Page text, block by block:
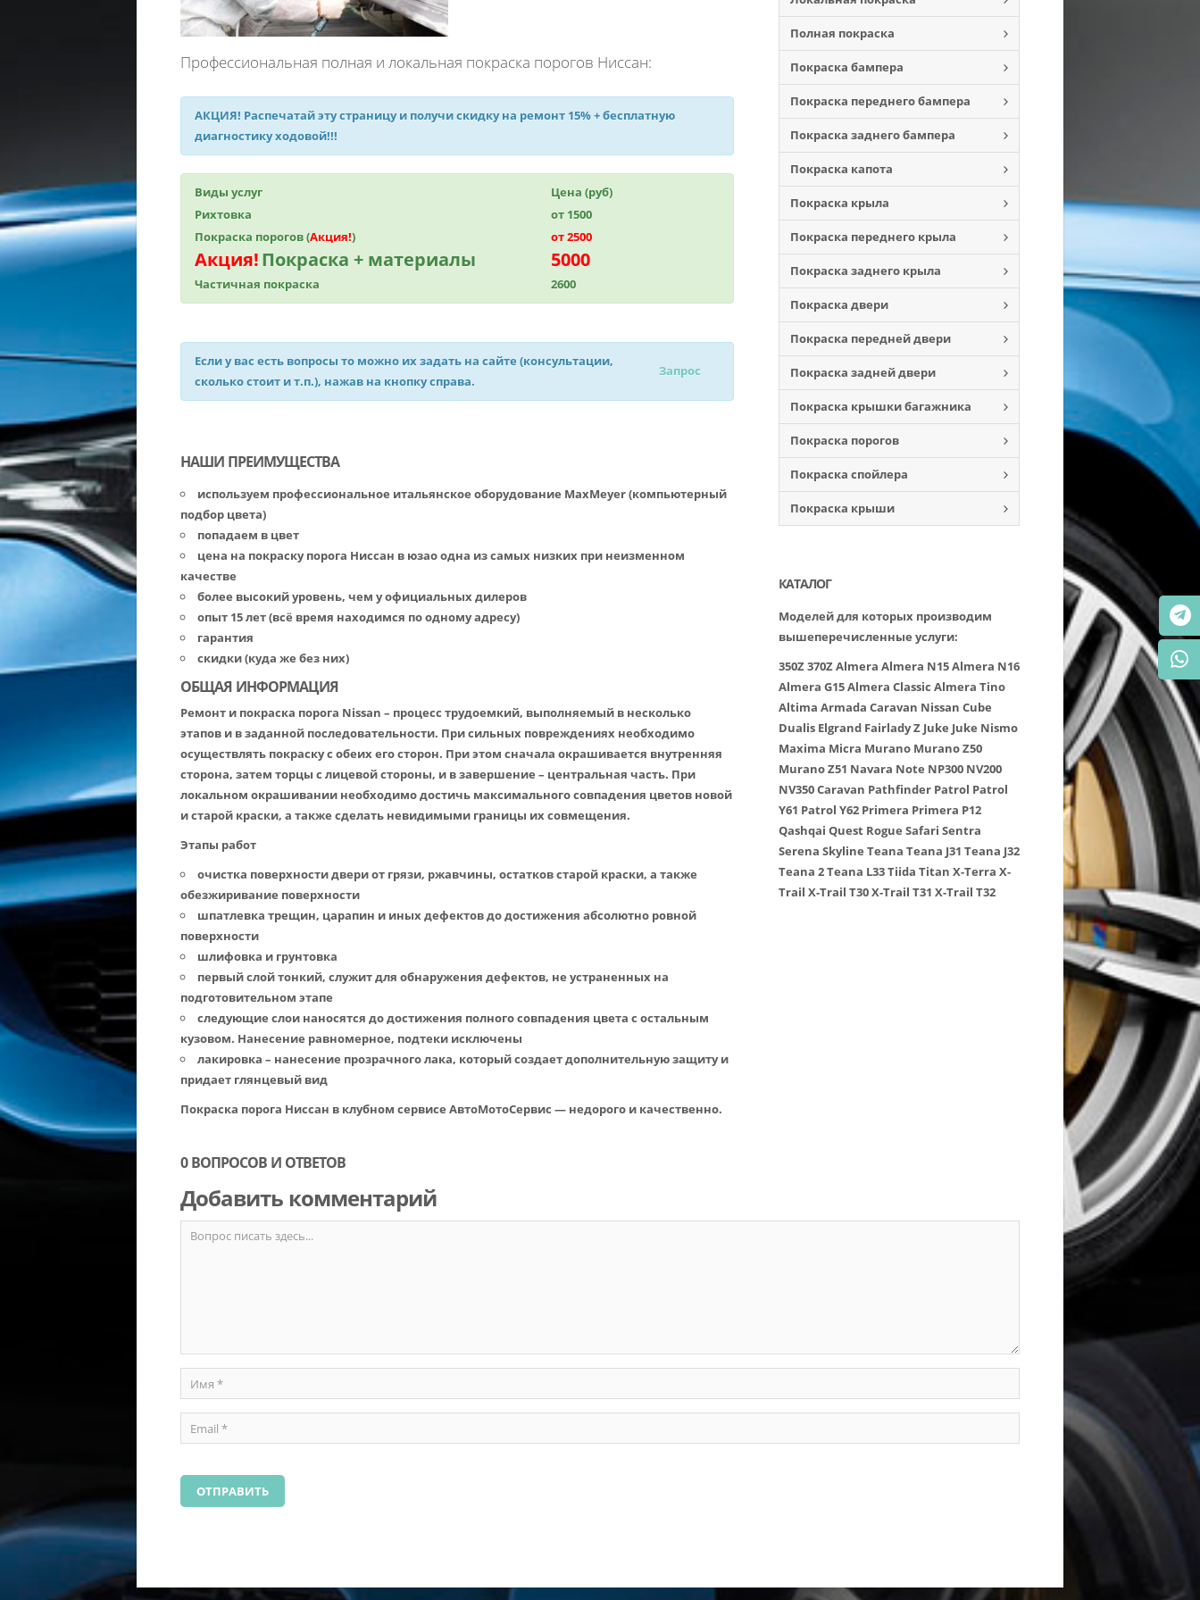
Профессиональная полная и локальная покраска порогов Ниссан:
АКЦИЯ! Распечатай эту страницу и получискидку на ремонт 15%+ бесплатную
диагностику ходовой!!!
Виды услуг
Цена (руб)
Рихтовка
от 1500
Покраска порогов (Акция!) от 2500
Акция!Покраска + материалы 5000
Частичная покраска 2600
Если у вас есть вопросы то можно их задать на сайте (консультации,
сколько стоит и т.п.), нажав на кнопку справа.
Запрос
НАШИ ПРЕИМУЩЕСТВА
используем профессиональное итальянское оборудование MaxMeyer (компьютерный
подбор цвета)
попадаем в цвет
цена на покраску порога Ниссан в юзао одна из самых низких при неизменном
качестве
более высокий уровень, чем у официальных дилеров
опыт 15 лет (всё время находимся по одному адресу)
гарантия
скидки (куда же без них)
ОБЩАЯ ИНФОРМАЦИЯ
Ремонт и покраска порога Nissan – процесс трудоемкий, выполняемый в несколько
этапов и в заданной последовательности. При сильных повреждениях необходимо
осуществлять покраску с обеих его сторон. При этом сначала окрашивается внутренняя
сторона, затем торцы с лицевой стороны, и в завершение – центральная часть. При
локальном окрашивании необходимо достичь максимального совпадения цветов новой
и старой краски, а также сделать невидимыми границы их совмещения.
Этапы работ
очистка поверхности двери от грязи, ржавчины, остатков старой краски, а также
обезжиривание поверхности
шпатлевка трещин, царапин и иных дефектов до достижения абсолютно ровной
поверхности
шлифовка и грунтовка
первый слой тонкий, служит для обнаружения дефектов, не устраненных на
подготовительном этапе
следующие слои наносятся до достижения полного совпадения цвета с остальным
кузовом. Нанесение равномерное, подтеки исключены
лакировка – нанесение прозрачного лака, который создает дополнительную защиту и
придает глянцевый вид
Покраска порога Ниссан в клубном сервисе АвтоМотоСервис — недорого и качественно.
Полная покраска
Покраска бампера
Покраска переднего бампера
Покраска заднего бампера
Покраска капота
Покраска крыла
Покраска переднего крыла
Покраска заднего крыла
Покраска двери
Покраска передней двери
Покраска задней двери
Покраска крышки багажника
Покраска порогов
Покраска спойлера
Покраска крыши
КАТАЛОГ
Моделей для которых производим
вышеперечисленные услуги:
350Z370ZAlmera Almera N15Almera N16
Almera G15Almera Classic Almera Tino
Altima Armada Caravan Nissan Cube
Dualis Elgrand Fairlady Z Juke Juke Nismo
Maxima Micra Murano Murano Z50
Murano Z51 Navara Note NP300 NV200
NV350 Caravan Pathfinder Patrol Patrol
Y61 Patrol Y62 Primera Primera P12
Qashqai Quest Rogue Safari Sentra
Serena Skyline Teana Teana J31 Teana J32
Teana 2Teana L33Tiida Titan X-Terra X-
Trail X-Trail T30X-Trail T31 X-Trail T32
0 ВОПРОСОВ И ОТВЕТОВ
Добавить комментарий